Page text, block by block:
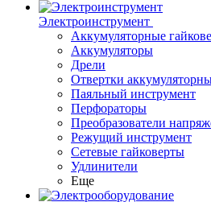
Электроинструмент
Аккумуляторные
Аккумуляторы
Дрели
Отвертки
Паяльный инструмент
Перфораторы
Преобразователи
Режущий инструмент
Сетевые гайковерты
Удлинители
Еще